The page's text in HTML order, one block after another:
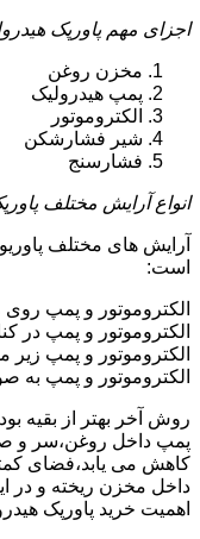
اجزای مهم پاورپک
مخزن روغن
پمپ هیدرولیک
الکتروموتور
شیر فشارشکن
فشارسنج
انواع آرایش مختلف
آرایش های مختلف
است:
الکتروموتور و پمپ
الکتروموتور و پمپ در
الکتروموتور و پمپ زیر
الکتروموتور و پمپ
روش آخر بهتر از بقیه
پمپ داخل روغن،سر و
کاهش می یابد،فضای
داخل مخزن ریخته و در
اهمیت خرید پاورپک